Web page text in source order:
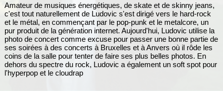
Amateur de musiques énergétiques, de skate et de skinny jeans,
c'est tout naturellement de Ludovic s'est dirigé vers le hard-rock
et le métal, en commençant par le pop-punk et le metalcore, un
pur produit de la génération internet. Aujourd'hui, Ludovic utilise la
photo de concert comme excuse pour passer une bonne partie de
ses soirées à des concerts à Bruxelles et à Anvers où il rôde les
coins de la salle pour tenter de faire ses plus belles photos. En
dehors du spectre du rock, Ludovic a également un soft spot pour
l'hyperpop et le cloudrap